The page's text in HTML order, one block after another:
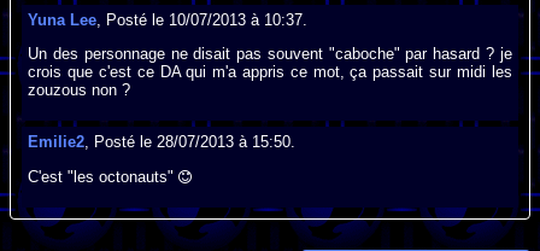
Yuna Lee , Posté le 10/07/2013 à 10:37.
Un des personnage ne disait pas souvent "caboche" par hasard ? je
crois que c'est ce DA qui m'a appris ce mot, ça passait sur midi les
zouzous non ?
Emilie2, Posté le 28/07/2013 à 15:50.
C'est "les octonauts"